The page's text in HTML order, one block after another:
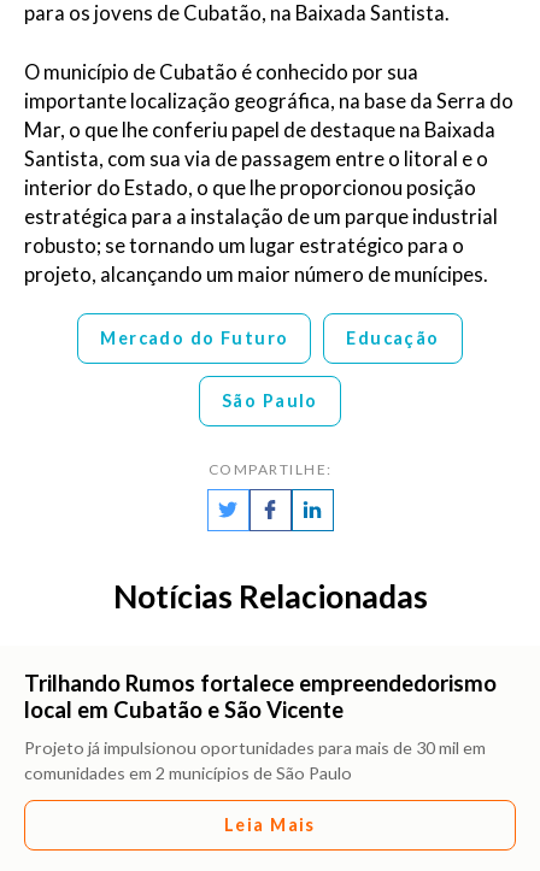
para os jovens de Cubatão, na Baixada Santista.
O município de Cubatão é conhecido por sua
importante localização geográfica, na base da Serra do
Mar, o que lhe conferiu papel de destaque na Baixada
Santista, com sua via de passagem entre o litoral e o
interior do Estado, o que lhe proporcionou posição
estratégica para a instalação de um parque industrial
robusto; se tornando um lugar estratégico para o
projeto, alcançando um maior número de munícipes.
Mercado do Futuro Educação
São Paulo
COMPARTILHE:
Notícias Relacionadas
Trilhando Rumos fortalece empreendedorismo
local em Cubatão e São Vicente
Projeto já impulsionou oportunidades para mais de 30 mil em
comunidades em 2 municípios de São Paulo
Leia Mais